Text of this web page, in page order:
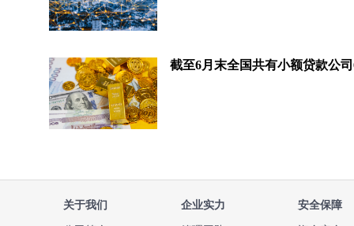
截至6月末全国共有小额贷款公司
关于我们 企业实力 安全保障